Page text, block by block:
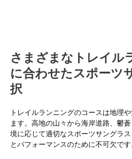
さまざまなトレイル
に合わせたスポーツ
択
トレイルランニングのコースは地理
ます。高地の山々から海岸道路、鬱
境に応じて適切なスポーツサングラ
とパフォーマンスのために不可欠です